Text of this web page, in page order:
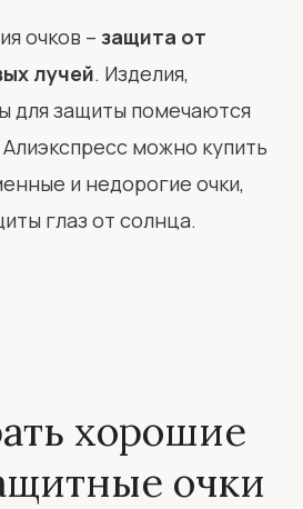
очков – защита от
лучей. Изделия,
для защиты помечаются
можно купить
и недорогие очки,
глаз от солнца.
хорошие
очки